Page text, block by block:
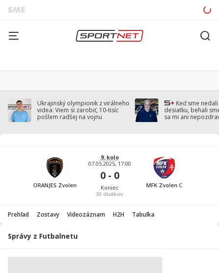
Ukrajinský olympionik z virálneho
videa: Viem si zarobiť, 10-tisíc
pošlem radšej na vojnu
Keď sme
desiatku, behali
sa mi ani
ORANJES Zvolen
9. kolo
07.05.2025, 17:00
0 - 0
Koniec
30 divákov
MFK Zvolen C
Prehľad Zostavy Videozáznam H2H Tabuľka
Správy z Futbalnetu